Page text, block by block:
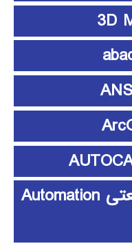
آموزش اتوماسیون صنعتی Automation